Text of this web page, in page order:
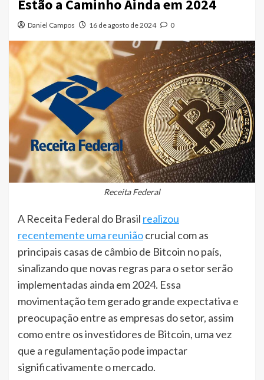
Estão a Caminho Ainda em 2024
Daniel Campos 16 de agosto de 2024 0
Receita Federal
A Receita Federal do Brasil realizou
recentemente uma reuniãocrucial com as
principais casas de câmbio de Bitcoin no país,
sinalizando que novas regras para o setor serão
implementadas ainda em 2024. Essa
movimentação tem gerado grande expectativa e
preocupação entre as empresas do setor, assim
como entre os investidores de Bitcoin, uma vez
que a regulamentação pode impactar
significativamente o mercado.